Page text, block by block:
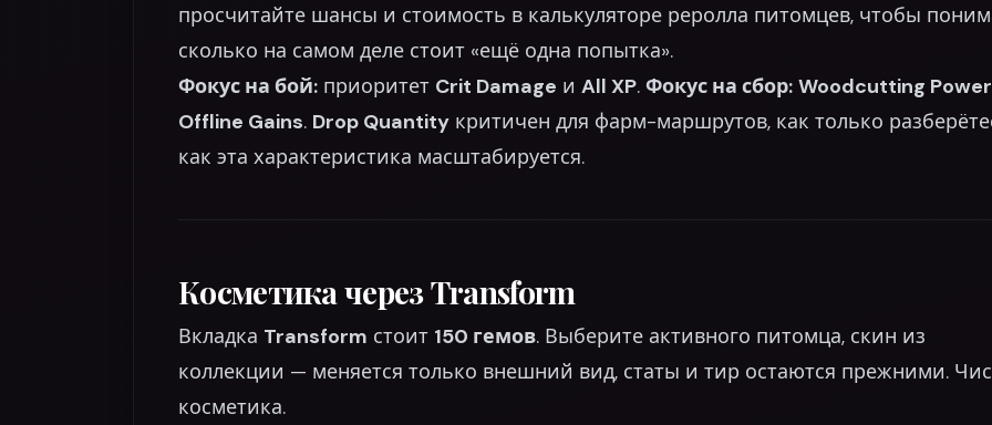
просчитайте шансы и стоимость в калькуляторе реролла питомцев, чтобы
сколько на самом деле стоит «ещё одна попытка».
Фокус на бой: приоритет Crit Damage и All XP. Фокус на сбор: Woodcutting Power
Offline Gains. Drop Quantity критичен для фарм-маршрутов, как только
как эта характеристика масштабируется.
Косметика через Transform
Вкладка Transform стоит 150 гемов. Выберите активного питомца, скин из
коллекции — меняется только внешний вид, статы и тир остаются прежними.
косметика.